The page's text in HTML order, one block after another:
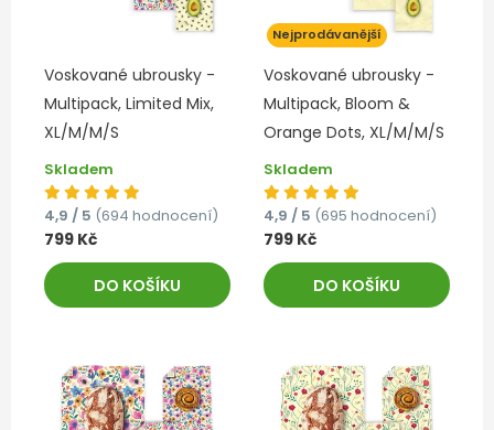
Voskované ubrousky -
Multipack, Limited Mix,
XL/M/M/S
Skladem
4,9 / 5 (694 hodnocení)
799 Kč
DO KOŠÍKU
Nejprodávanější
Voskované ubrousky -
Multipack, Bloom &
Orange Dots, XL/M/M/S
Skladem
4,9 / 5 (695 hodnocení)
799 Kč
DO KOŠÍKU